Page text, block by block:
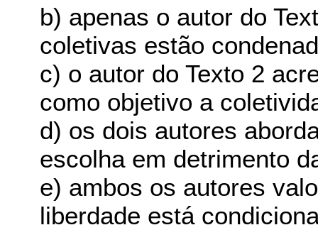
b) apenas o autor do
coletivas estão
c) o autor do Texto 2
como objetivo a
d) os dois autores
escolha em detrimento
e) ambos os autores
liberdade está